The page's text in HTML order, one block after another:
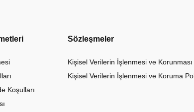
Koşulları
Sözleşmeler
Kişisel Verilerin İşlenmesi ve
Kişisel Verilerin İşlenmesi ve Koruma